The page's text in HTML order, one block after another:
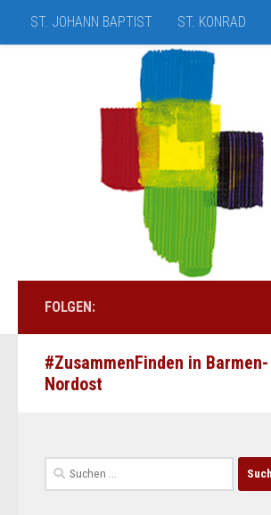
Zum Inhalt springen
ST. JOHANN BAPTIST ST. KONRAD
FOLGEN:
#ZusammenFinden in Barmen-
Nordost
Suchen
nach: